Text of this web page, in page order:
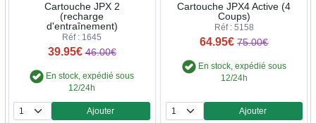
Cartouche JPX 2
(recharge
d'entraînement)
Réf : 1645
39.95€ 46.00€
En stock, expédié sous
12/24h
Quantité
Ajouter
Cartouche JPX4 Active (4
Coups)
Réf : 5158
64.95€ 75.00€
En stock, expédié sous
12/24h
Quantité
Ajouter